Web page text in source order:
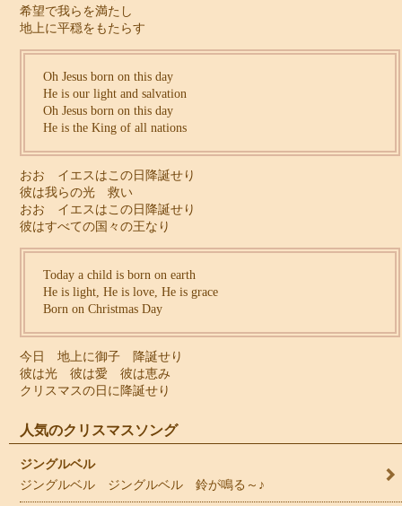
希望で我らを満たし
地上に平穏をもたらす
Oh Jesus born on this day
He is our light and salvation
Oh Jesus born on this day
He is the King of all nations
おお イエスはこの日降誕せり
彼は我らの光 救い
おお イエスはこの日降誕せり
彼はすべての国々の王なり
Today a child is born on earth
He is light, He is love, He is grace
Born on Christmas Day
今日 地上に御子 降誕せり
彼は光 彼は愛 彼は恵み
クリスマスの日に降誕せり
人気のクリスマスソング
ジングルベル
ジングルベル ジングルベル 鈴が鳴る～♪